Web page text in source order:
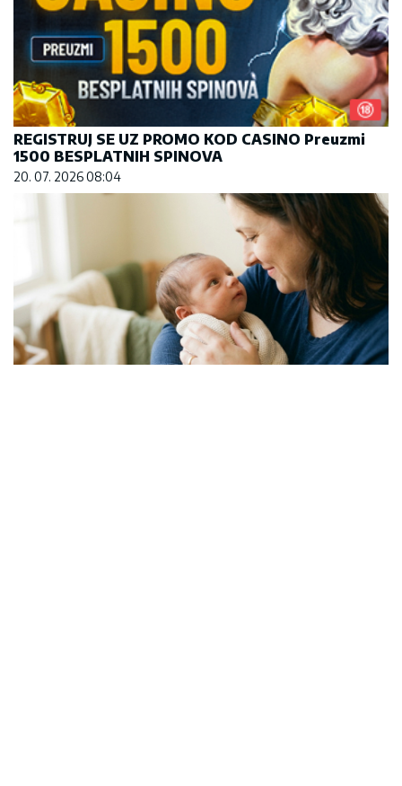
REGISTRUJ SE UZ PROMO KOD CASINO Preuzmi
1500 BESPLATNIH SPINOVA
20. 07. 2026 08:04